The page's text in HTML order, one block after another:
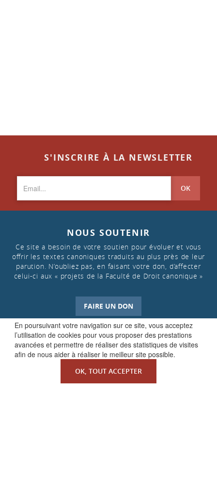
En poursuivant votre navigation sur ce site, vous acceptez
l’utilisation de cookies pour vous proposer des prestations
avancées et permettre de réaliser des statistiques de visites
afin de nous aider à réaliser le meilleur site possible.
OK, TOUT ACCEPTER
S'INSCRIRE À LA NEWSLETTER
OK
NOUS SOUTENIR
Ce site a besoin de votre soutien pour évoluer et vous
offrir les textes canoniques traduits au plus près de leur
parution. N’oubliez pas, en faisant votre don, d’affecter
celui-ci aux « projets de la Faculté de Droit canonique »
FAIRE UN DON